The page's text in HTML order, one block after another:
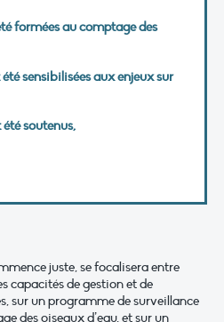
formées au comptage des
sensibilisées aux enjeux sur
soutenus,
juste, se focalisera entre
capacités de gestion et de
sur un programme de surveillance
des oiseaux d’eau, et sur un